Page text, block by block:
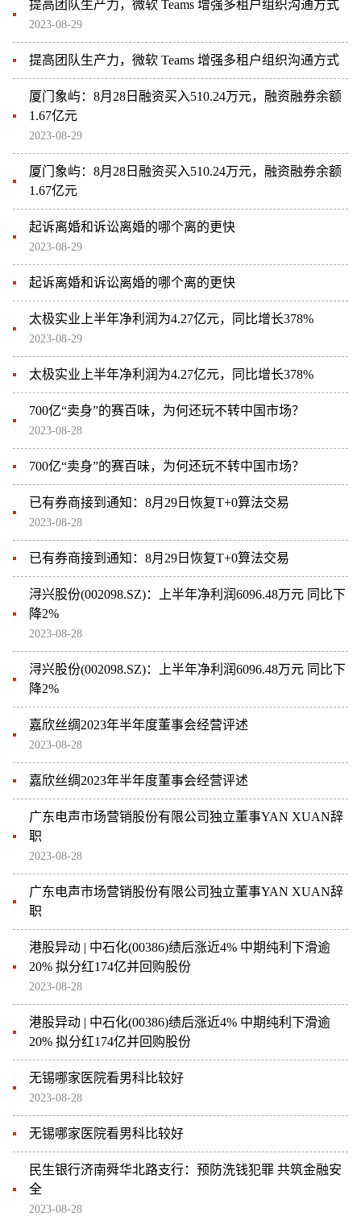
提高团队生产力，微软 Teams 增强多租户组织沟通方式
2023-08-29
提高团队生产力，微软 Teams 增强多租户组织沟通方式
厦门象屿：8月28日融资买入510.24万元，融资融券余额
1.67亿元
2023-08-29
厦门象屿：8月28日融资买入510.24万元，融资融券余额
1.67亿元
起诉离婚和诉讼离婚的哪个离的更快
2023-08-29
起诉离婚和诉讼离婚的哪个离的更快
太极实业上半年净利润为4.27亿元，同比增长378%
2023-08-29
太极实业上半年净利润为4.27亿元，同比增长378%
700亿“卖身”的赛百味，为何还玩不转中国市场？
2023-08-28
700亿“卖身”的赛百味，为何还玩不转中国市场？
已有券商接到通知：8月29日恢复T+0算法交易
2023-08-28
已有券商接到通知：8月29日恢复T+0算法交易
浔兴股份(002098.SZ)：上半年净利润6096.48万元 同比下
降2%
2023-08-28
浔兴股份(002098.SZ)：上半年净利润6096.48万元 同比下
降2%
嘉欣丝绸2023年半年度董事会经营评述
2023-08-28
嘉欣丝绸2023年半年度董事会经营评述
广东电声市场营销股份有限公司独立董事YAN XUAN辞
职
2023-08-28
广东电声市场营销股份有限公司独立董事YAN XUAN辞
职
港股异动 | 中石化(00386)绩后涨近4% 中期纯利下滑逾
20% 拟分红174亿并回购股份
2023-08-28
港股异动 | 中石化(00386)绩后涨近4% 中期纯利下滑逾
20% 拟分红174亿并回购股份
无锡哪家医院看男科比较好
2023-08-28
无锡哪家医院看男科比较好
民生银行济南舜华北路支行：预防洗钱犯罪 共筑金融安
全
2023-08-28